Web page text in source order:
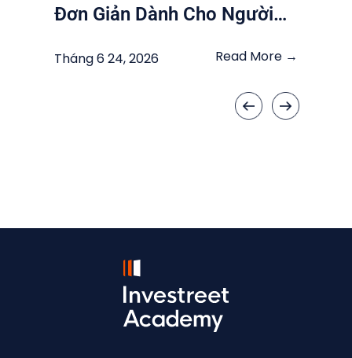
Đơn Giản Dành Cho Người
Tháng 6 24, 2026 Read More →
»